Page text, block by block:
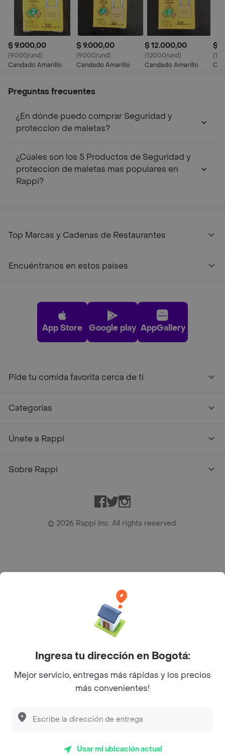
$ 9.000,00
(9000/und)
Candado Amarillo
$ 9.000,00
(9000/und)
Candado Amarillo
$ 12.000,00
(12000/und)
Candado Amarillo
$
Preguntas frecuentes
¿En dónde puedo comprar Seguridad y
proteccion de maletas?
¿Cúales son los 5 Productos de Seguridad y
proteccion de maletas mas populares en
Rappi?
Top Marcas y Cadenas de Restaurantes
Encuéntranos en estos países
App Store Google play AppGallery
Pide tu comida favorita cerca de ti
Categorías
Únete a Rappi
Sobre Rappi
Facebook
TwitterInstagram
© 2026 Rappi Inc. All rights reserved.
Bogotá D.C. --- notificacionesrappi@rappi.com
Ingresa tu dirección en Bogotá:
Mejor servicio, entregas más rápidas y los precios
más convenientes!
Usar mi ubicación actual